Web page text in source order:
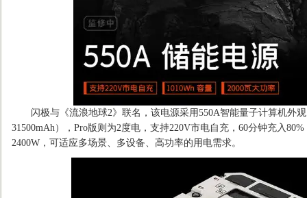
闪极与《流浪地球2》联名，该电源采用550A智能量子计算机外观
31500mAh），Pro版则为2度电，支持220V市电自充，60分钟充入
2400W，可适应多场景、多设备、高功率的用电需求。